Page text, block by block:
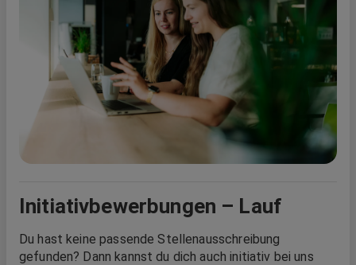
Initiativbewerbungen – Lauf
Du hast keine passende Stellenausschreibung
gefunden? Dann kannst du dich auch initiativ bei uns